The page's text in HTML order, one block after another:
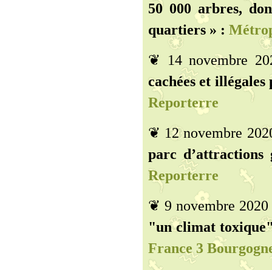
50 000 arbres,
quartiers » :
❦ 14 novembre
cachées et
Reporterre
❦ 12 novembre
parc d’attractions
Reporterre
❦ 9 novembre
"un climat
France 3